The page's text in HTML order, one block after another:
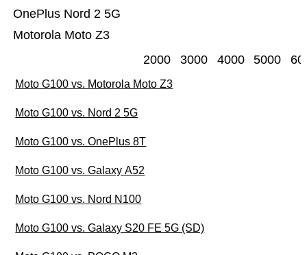
Motorola Moto Z3
OnePlus Nord 2 5G
2000 3000 4000 5000
Moto G100 vs. Motorola Moto Z3
Moto G100 vs. Nord 2 5G
Moto G100 vs. OnePlus 8T
Moto G100 vs. Galaxy A52
Moto G100 vs. Nord N100
Moto G100 vs. Galaxy S20 FE 5G (SD)